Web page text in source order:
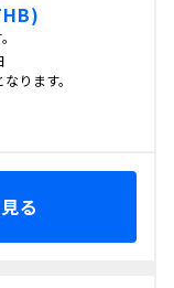
ります。
る